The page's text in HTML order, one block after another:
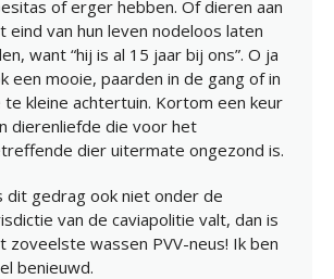
of erger hebben. Of dieren aan
eind van hun leven nodeloos laten
want “hij is al 15 jaar bij ons”. O ja
een mooie, paarden in de gang of in
te kleine achtertuin. Kortom een keur
dierenliefde die voor het
dier uitermate ongezond is.
dit gedrag ook niet onder de
van de caviapolitie valt, dan is
zoveelste wassen PVV-neus! Ik ben
benieuwd.